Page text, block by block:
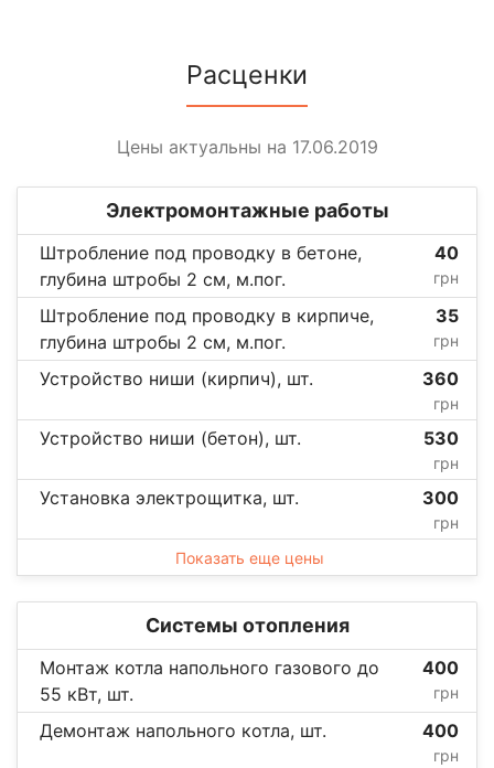
Расценки
Цены актуальны на 17.06.2019
Электромонтажные работы
Штробление под проводку в бетоне,
глубина штробы 2 см, м.пог.
40
грн
Штробление под проводку в кирпиче,
глубина штробы 2 см, м.пог.
35
грн
Устройство ниши (кирпич), шт. 360
грн
Устройство ниши (бетон), шт. 530
грн
Установка электрощитка, шт. 300
грн
Показать еще цены
Системы отопления
Монтаж котла напольного газового до
55 кВт, шт.
400
грн
Демонтаж напольного котла, шт. 400
грн